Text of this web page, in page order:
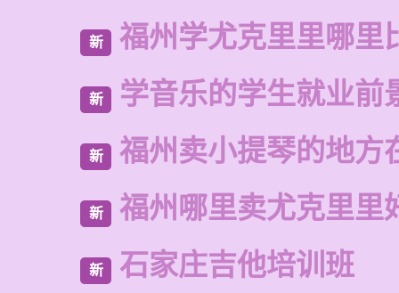
新 福州学尤克里里哪里
新 学音乐的学生就业前
新 福州卖小提琴的地方
新 福州哪里卖尤克里里
新 石家庄吉他培训班